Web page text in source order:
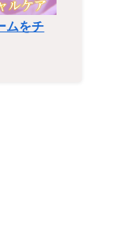
ムをチ